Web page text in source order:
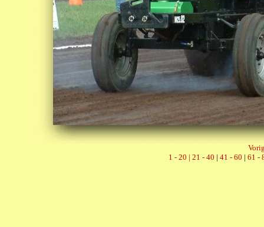
1 - 20 | 21 - 40 | 41 - 60 | 61 -